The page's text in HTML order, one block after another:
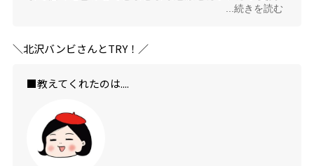
...続きを読む
＼北沢バンビさんとTRY！／
■教えてくれたのは....